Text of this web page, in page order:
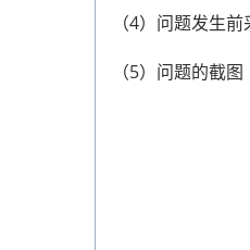
- 数据恢复
擦除产品
（3）20天后仍
立即联系我们：
（1）您的退款
（2）如果没有
（4）问题发生前
（5）问题的截